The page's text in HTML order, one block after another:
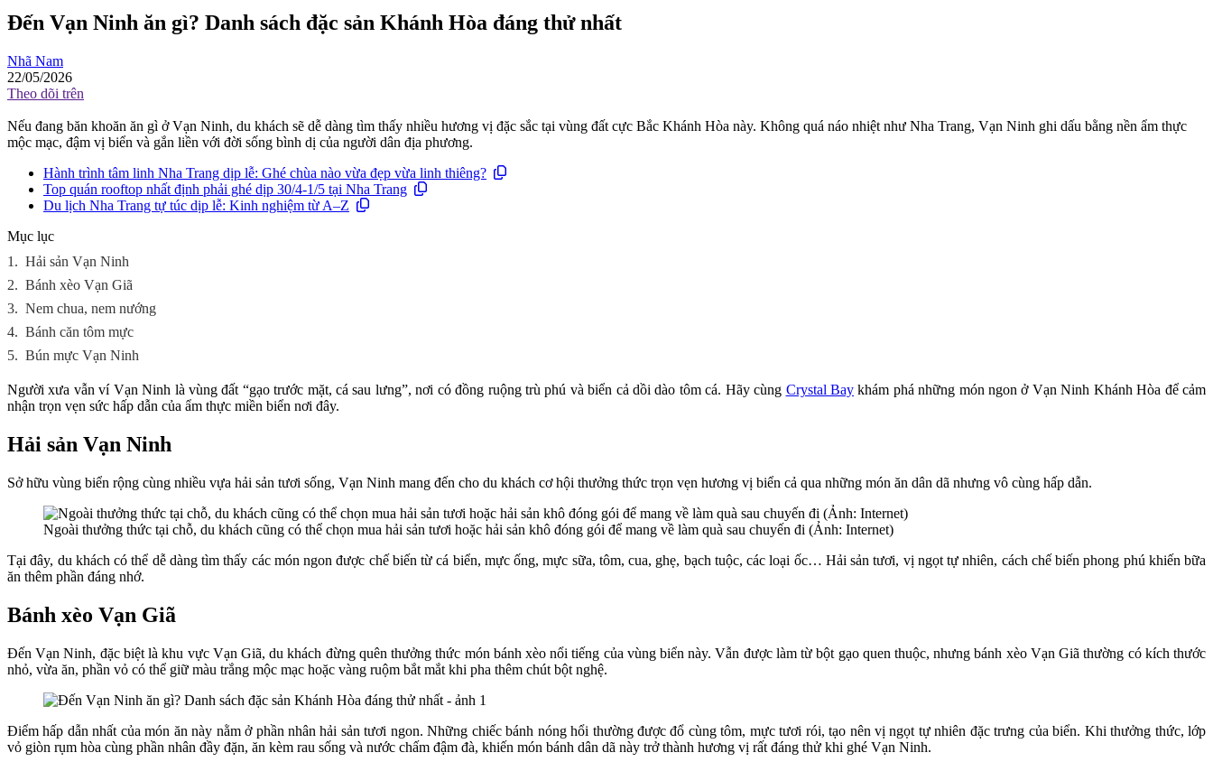
Đến Vạn Ninh ăn gì? Danh sách đặc sản Khánh Hòa đáng thử nhất
Nhã Nam
22/05/2026
Theo dõi trên
Nếu đang băn khoăn ăn gì ở Vạn Ninh, du khách sẽ dễ dàng tìm thấy nhiều hương vị đặc sắc tại vùng đất cực Bắc Khánh Hòa này. Không quá náo nhiệt như Nha Trang, Vạn Ninh ghi dấu bằng nền ẩm thực
mộc mạc, đậm vị biển và gắn liền với đời sống bình dị của người dân địa phương.
Hành trình tâm linh Nha Trang dịp lễ: Ghé chùa nào vừa đẹp vừa linh thiêng?
Top quán rooftop nhất định phải ghé dịp 30/4-1/5 tại Nha Trang
Du lịch Nha Trang tự túc dịp lễ: Kinh nghiệm từ A–Z
Mục lục
1. Hải sản Vạn Ninh
2. Bánh xèo Vạn Giã
3. Nem chua, nem nướng
4. Bánh căn tôm mực
5. Bún mực Vạn Ninh
Người xưa vẫn ví Vạn Ninh là vùng đất “gạo trước mặt, cá sau lưng”, nơi có đồng ruộng trù phú và biển cả dồi dào tôm cá. Hãy cùng Crystal Baykhám phá những món ngon ở Vạn Ninh Khánh Hòa để cảm
nhận trọn vẹn sức hấp dẫn của ẩm thực miền biển nơi đây.
Hải sản Vạn Ninh
Sở hữu vùng biển rộng cùng nhiều vựa hải sản tươi sống, Vạn Ninh mang đến cho du khách cơ hội thưởng thức trọn vẹn hương vị biển cả qua những món ăn dân dã nhưng vô cùng hấp dẫn.
Ngoài thưởng thức tại chỗ, du khách cũng có thể chọn mua hải sản tươi hoặc hải sản khô đóng gói để mang về làm quà sau chuyến đi (Ảnh: Internet)
Tại đây, du khách có thể dễ dàng tìm thấy các món ngon được chế biến từ cá biển, mực ống, mực sữa, tôm, cua, ghẹ, bạch tuộc, các loại ốc… Hải sản tươi, vị ngọt tự nhiên, cách chế biến phong phú khiến bữa
ăn thêm phần đáng nhớ.
Bánh xèo Vạn Giã
Đến Vạn Ninh, đặc biệt là khu vực Vạn Giã, du khách đừng quên thưởng thức món bánh xèo nổi tiếng của vùng biển này. Vẫn được làm từ bột gạo quen thuộc, nhưng bánh xèo Vạn Giã thường có kích thước
nhỏ, vừa ăn, phần vỏ có thể giữ màu trắng mộc mạc hoặc vàng ruộm bắt mắt khi pha thêm chút bột nghệ.
Điểm hấp dẫn nhất của món ăn này nằm ở phần nhân hải sản tươi ngon. Những chiếc bánh nóng hổi thường được đổ cùng tôm, mực tươi rói, tạo nên vị ngọt tự nhiên đặc trưng của biển. Khi thưởng thức, lớp
vỏ giòn rụm hòa cùng phần nhân đầy đặn, ăn kèm rau sống và nước chấm đậm đà, khiến món bánh dân dã này trở thành hương vị rất đáng thử khi ghé Vạn Ninh.